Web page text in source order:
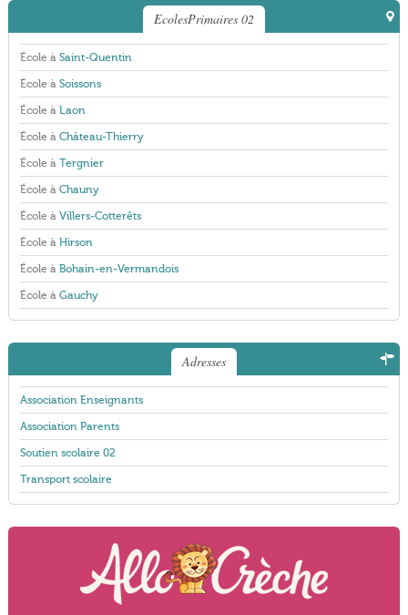
EcolesPrimaires 02
École à Saint-Quentin
École à Soissons
École à Laon
École à Château-Thierry
École à Tergnier
École à Chauny
École à Villers-Cotterêts
École à Hirson
École à Bohain-en-Vermandois
École à Gauchy
Adresses
Association Enseignants
Association Parents
Soutien scolaire 02
Transport scolaire